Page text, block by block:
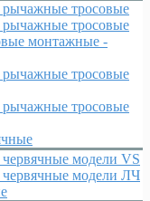
тросовые
тросовые
монтажные -
тросовые
тросовые
модели VS
модели ЛЧ